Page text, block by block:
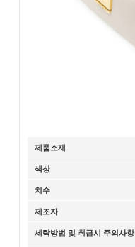
제품소재
색상
치수
제조자
세탁방법 및 취급시 주의사항